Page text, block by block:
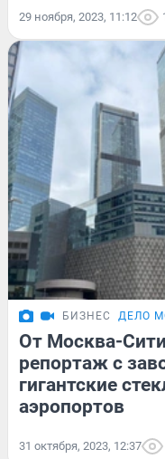
29 ноября, 2023, 11:12
БИЗНЕС ДЕЛО
От Москва-
репортаж с
гигантские
аэропортов
31 октября, 2023, 12:37